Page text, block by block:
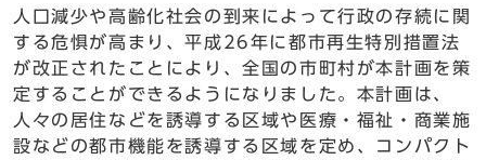
人口減少や高齢化社会の到来によって行政の存続に関
する危惧が高まり、平成26年に都市再生特別措置法
が改正されたことにより、全国の市町村が本計画を策
定することができるようになりました。本計画は、
人々の居住などを誘導する区域や医療・福祉・商業施
設などの都市機能を誘導する区域を定め、コンパクト